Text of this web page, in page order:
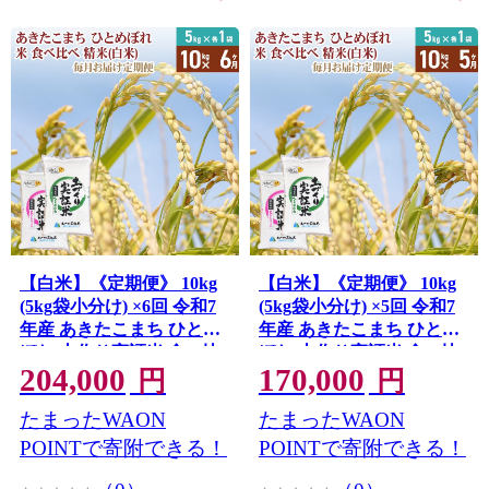
【白米】《定期便》 10kg
(5kg袋小分け) ×6回 令和7
年産 あきたこまち ひとめ
ぼれ 土作り実証米 食べ比
べ 合計60kg 秋田県産 秋田
県由利本荘市
204,000 円
たまったWAON
POINTで寄附できる！
【白米】《定期便》 10kg
(5kg袋小分け) ×5回 令和7
年産 あきたこまち ひとめ
ぼれ 土作り実証米 食べ比
べ 合計50kg 秋田県産 秋田
県由利本荘市
170,000 円
たまったWAON
POINTで寄附できる！